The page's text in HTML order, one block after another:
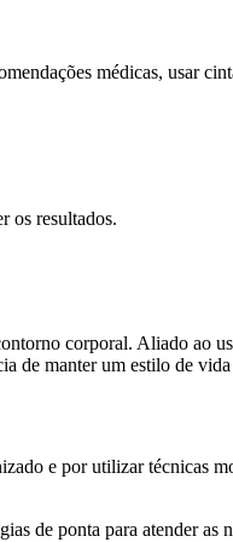
médicas, usar
os resultados.
corporal. Aliado ao
de manter um estilo de
e por utilizar técnicas
de ponta para atender as